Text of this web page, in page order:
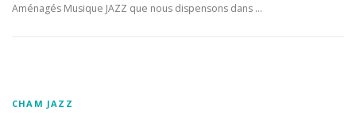
Aménagés Musique JAZZ que nous dispensons dans …
CHAM JAZZ